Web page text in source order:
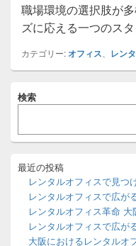
職場環境の選択肢が
ズに応える一つのス
カテゴリー:オフィス レン
イ
イ
バ
検索
最近の投稿
レンタルオフィスで見つ
レンタルオフィスで広が
レンタルオフィス革命 大
レンタルオフィスで広が
大阪におけるレンタルオ